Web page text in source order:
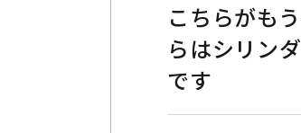
こちらがも
らはシリン
です